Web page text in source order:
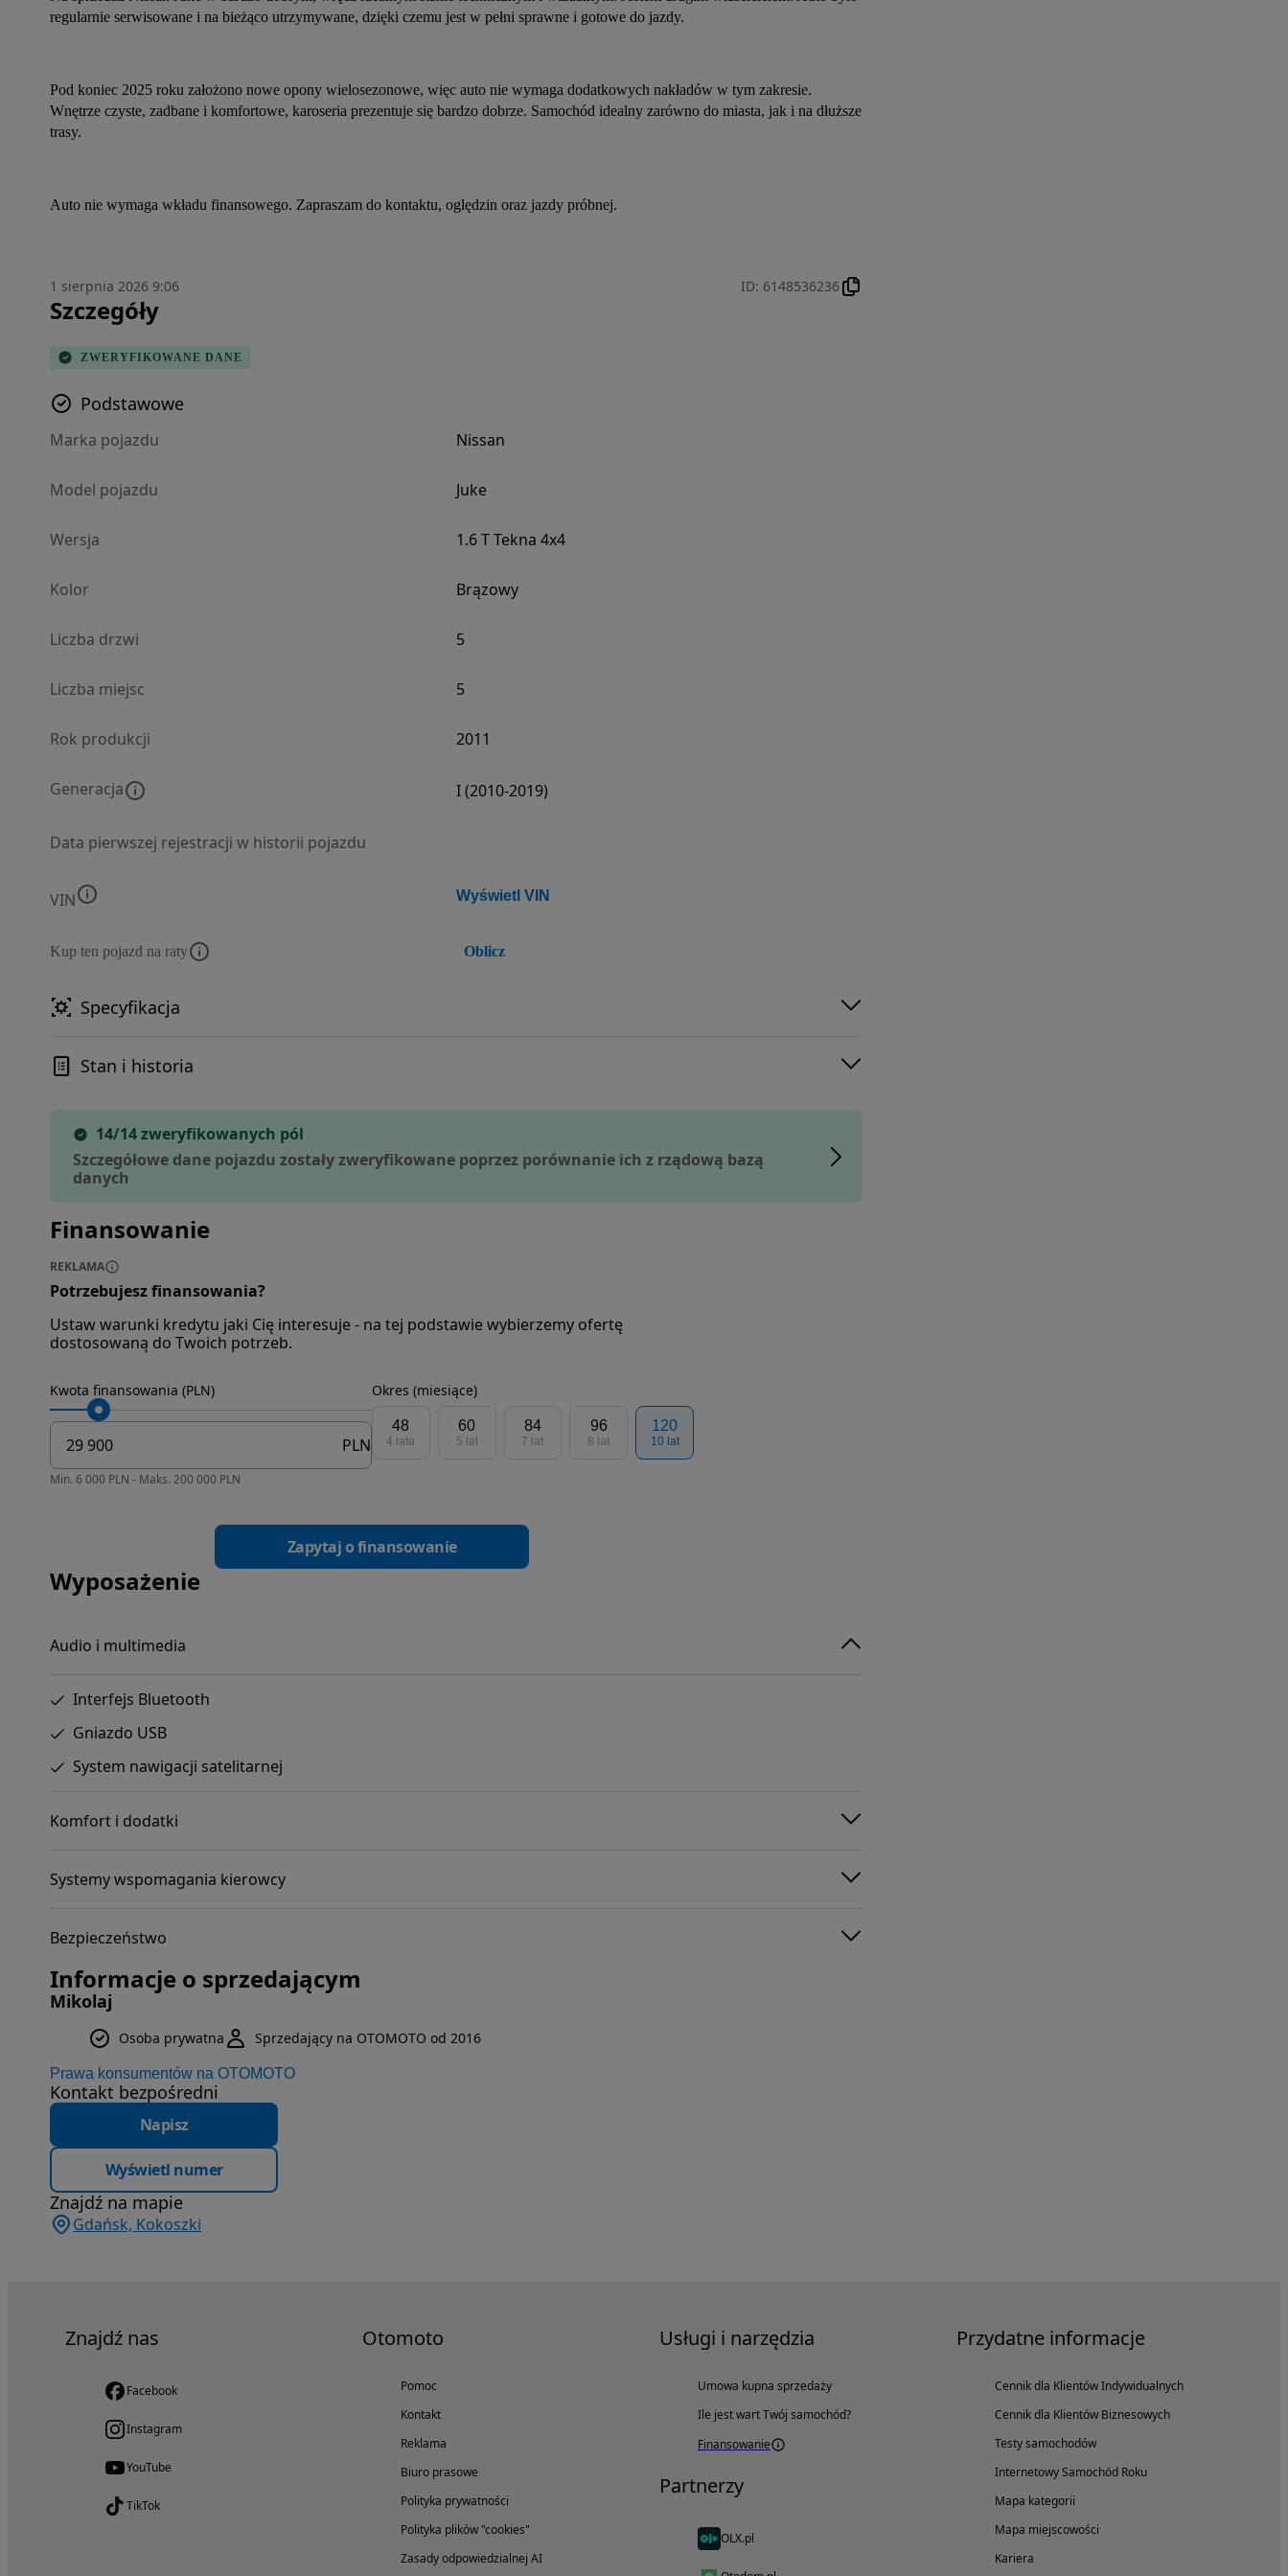
regularnie serwisowane i na bieżąco utrzymywane, dzięki czemu jest w pełni sprawne i gotowe do jazdy.
Pod koniec 2025 roku założono nowe opony wielosezonowe, więc auto nie wymaga dodatkowych nakładów w tym zakresie.
Wnętrze czyste, zadbane i komfortowe, karoseria prezentuje się bardzo dobrze. Samochód idealny zarówno do miasta, jak i na dłuższe
trasy.
Auto nie wymaga wkładu finansowego. Zapraszam do kontaktu, oględzin oraz jazdy próbnej.
1 sierpnia 2026 9:06 ID: 6148536236
Szczegóły
ZWERYFIKOWANE DANE
Podstawowe
Marka pojazdu Nissan
Model pojazdu Juke
Wersja 1.6 T Tekna 4x4
Kolor Brązowy
Liczba drzwi 5
Liczba miejsc 5
Rok produkcji 2011
Generacja I (2010-2019)
Data pierwszej rejestracji w historii pojazdu
VIN Wyświetl VIN
Kup ten pojazd na raty Oblicz
Specyfikacja
Stan i historia
14/14 zweryfikowanych pól
Szczegółowe dane pojazdu zostały zweryfikowane poprzez porównanie ich z rządową bazą
danych
Finansowanie
REKLAMA
Potrzebujesz finansowania?
Ustaw warunki kredytu jaki Cię interesuje - na tej podstawie wybierzemy ofertę
dostosowaną do Twoich potrzeb.
Kwota finansowania (PLN)
PLN
Min. 6 000 PLN - Maks. 200 000 PLN
Okres (miesiące)
48
4 lata
60
5 lat
84
7 lat
96
8 lat
120
10 lat
Zapytaj o finansowanie
Wyposażenie
Audio i multimedia
Interfejs Bluetooth
Gniazdo USB
System nawigacji satelitarnej
Komfort i dodatki
Systemy wspomagania kierowcy
Bezpieczeństwo
Informacje o sprzedającym
Mikolaj
Osoba prywatna Sprzedający na OTOMOTO od 2016
Prawa konsumentów na OTOMOTO
Kontakt bezpośredni
Napisz
Wyświetl numer
Znajdź na mapie
Gdańsk, Kokoszki
Znajdź nas
Facebook
Instagram
YouTube
TikTok
Otomoto
Pomoc
Kontakt
Reklama
Biuro prasowe
Polityka prywatności
Polityka plików "cookies"
Zasady odpowiedzialnej AI
Usługi i narzędzia
Umowa kupna sprzedaży
Ile jest wart Twój samochód?
Finansowanie
Partnerzy
OLX.pl
Przydatne informacje
Cennik dla Klientów Indywidualnych
Cennik dla Klientów Biznesowych
Testy samochodów
Internetowy Samochód Roku
Mapa kategorii
Mapa miejscowości
Kariera